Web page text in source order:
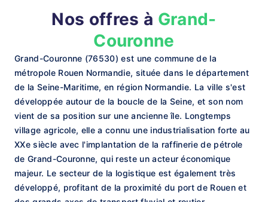
Nos offres à Grand-
Couronne
Grand-Couronne (76530) est une commune de la
métropole Rouen Normandie, située dans le département
de la Seine-Maritime, en région Normandie. La ville s'est
développée autour de la boucle de la Seine, et son nom
vient de sa position sur une ancienne île. Longtemps
village agricole, elle a connu une industrialisation forte au
XXe siècle avec l'implantation de la raffinerie de pétrole
de Grand-Couronne, qui reste un acteur économique
majeur. Le secteur de la logistique est également très
développé, profitant de la proximité du port de Rouen et